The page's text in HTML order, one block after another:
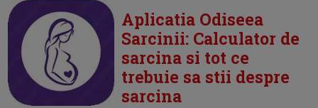
Aplicatia Odiseea
Sarcinii: Calculator de
sarcina si tot ce
trebuie sa stii despre
sarcina